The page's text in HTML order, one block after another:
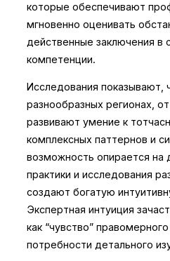
которые обеспечивают
мгновенно оценивать
действенные заключения в
компетенции.
Исследования показывают,
разнообразных регионах,
развивают умение к
комплексных паттернов и
возможность опирается на
практики и исследования
создают богатую
Экспертная интуиция
как “чувство”
потребности детального